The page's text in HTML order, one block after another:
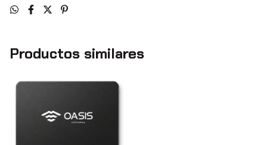
Productos similares